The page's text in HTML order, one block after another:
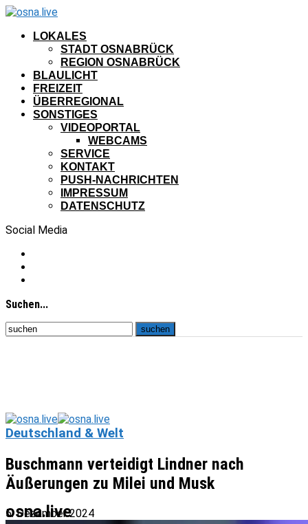
LOKALES
STADT OSNABRÜCK
REGION OSNABRÜCK
BLAULICHT
FREIZEIT
ÜBERREGIONAL
SONSTIGES
VIDEOPORTAL
WEBCAMS
SERVICE
KONTAKT
PUSH-NACHRICHTEN
IMPRESSUM
DATENSCHUTZ
Social Media
Suchen...
osna.live
Deutschland & Welt
Buschmann verteidigt Lindner nach
Äußerungen zu Milei und Musk
5. Dezember 2024